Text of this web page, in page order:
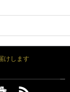
けします